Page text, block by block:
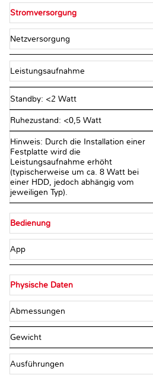
Stromversorgung
Netzversorgung
Leistungsaufnahme
Standby: <2 Watt
Ruhezustand: <0,5 Watt
Hinweis: Durch die Installation einer
Festplatte wird die
Leistungsaufnahme erhöht
(typischerweise um ca. 8 Watt bei
einer HDD, jedoch abhängig vom
jeweiligen Typ).
Bedienung
App
Physische Daten
Abmessungen
Gewicht
Ausführungen